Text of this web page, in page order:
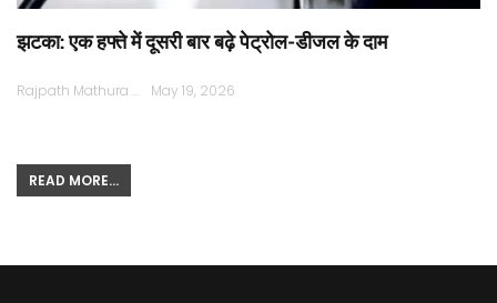
झटका: एक हफ्ते में दूसरी बार बढ़े पेट्रोल-डीजल के दाम
Rajpath Mathura May 19, 2026
READ MORE...